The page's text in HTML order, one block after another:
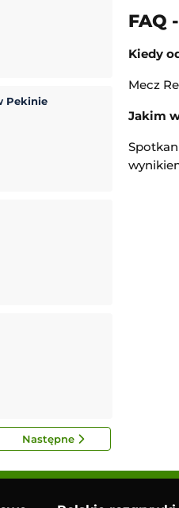
Pekinie
Liga
3. Liga
Następne
FAQ
Kiedy
Mecz
Jakim